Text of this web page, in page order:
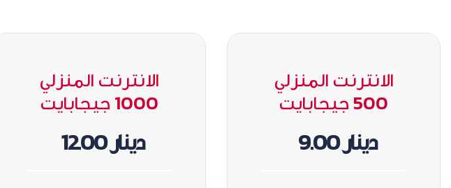
الانترنت المنزلي
500 جيجابايت
دينار 9.00
الانترنت المنزلي
1000 جيجابايت
دينار 12.00